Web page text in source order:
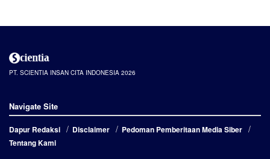
PT. SCIENTIA INSAN CITA INDONESIA 2026
Navigate Site
Dapur Redaksi Disclaimer
Pedoman Pemberitaan Media Siber
Tentang Kami